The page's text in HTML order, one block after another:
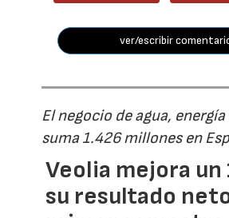
ver/escribir
El negocio de agua,
suma 1.426 millones en
Veolia mejora un
su resultado